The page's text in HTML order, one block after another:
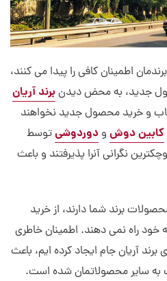
اطمینان کافی را پیدا می کنند،
جدید، به محض دیدنبرند آریان
و خرید محصول جدید نخواهند
کابین دوش و دوردوشیتوسط
نگرانی آنرا پذیرفتند و باعث
برند شما دارند، از خرید
راه نمی دهند. اطمینان خاطری
آریان جام ایجاد کرده ایم، باعث
به سایر محصولاتمان شده است.